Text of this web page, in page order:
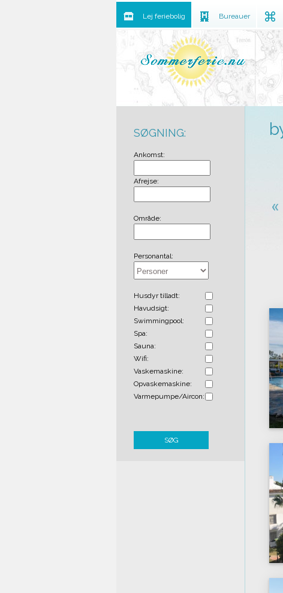
SØGNING:
Ankomst:
Afrejse:
Område:
Personantal:
Husdyr tilladt:
Havudsigt:
Swimmingpool:
Spa:
Sauna:
Wifi:
Vaskemaskine:
Opvaskemaskine:
Varmepumpe/Aircon:
SØG
Lej feriebolig Bureauer